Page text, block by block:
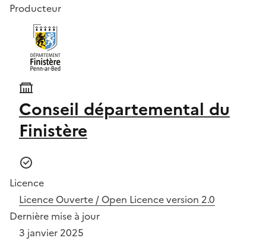
Producteur
Conseil départemental du
Finistère
Licence
Licence Ouverte / Open Licence version 2.0
Dernière mise à jour
3 janvier 2025